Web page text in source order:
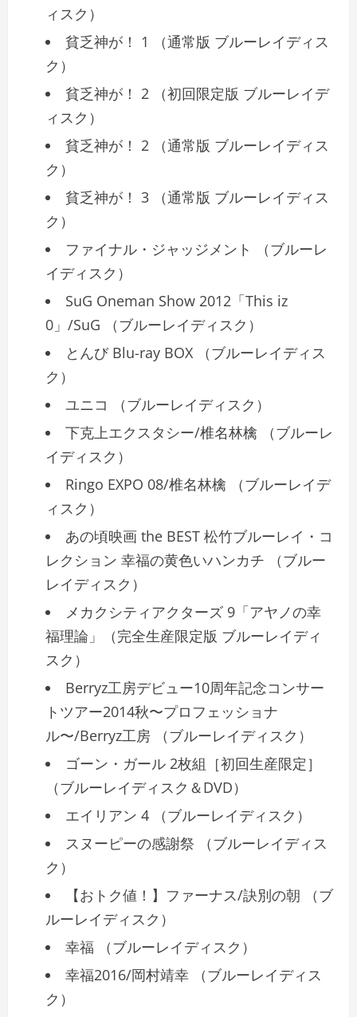
ィスク）
貧乏神が！ 1 （通常版 ブルーレイディス
ク）
貧乏神が！ 2 （初回限定版 ブルーレイデ
ィスク）
貧乏神が！ 2 （通常版 ブルーレイディス
ク）
貧乏神が！ 3 （通常版 ブルーレイディス
ク）
ファイナル・ジャッジメント （ブルーレ
イディスク）
SuG Oneman Show 2012「This iz
0」/SuG （ブルーレイディスク）
とんび Blu-ray BOX （ブルーレイディス
ク）
ユニコ （ブルーレイディスク）
下克上エクスタシー/椎名林檎 （ブルーレ
イディスク）
Ringo EXPO 08/椎名林檎 （ブルーレイデ
ィスク）
あの頃映画 the BEST 松竹ブルーレイ・コ
レクション 幸福の黄色いハンカチ （ブルー
レイディスク）
メカクシティアクターズ 9「アヤノの幸
福理論」（完全生産限定版 ブルーレイディ
スク）
Berryz工房デビュー10周年記念コンサー
トツアー2014秋〜プロフェッショナ
ル〜/Berryz工房 （ブルーレイディスク）
ゴーン・ガール 2枚組［初回生産限定］
（ブルーレイディスク＆DVD）
エイリアン 4 （ブルーレイディスク）
スヌーピーの感謝祭 （ブルーレイディス
ク）
【おトク値！】ファーナス/訣別の朝 （ブ
ルーレイディスク）
幸福 （ブルーレイディスク）
幸福2016/岡村靖幸 （ブルーレイディス
ク）